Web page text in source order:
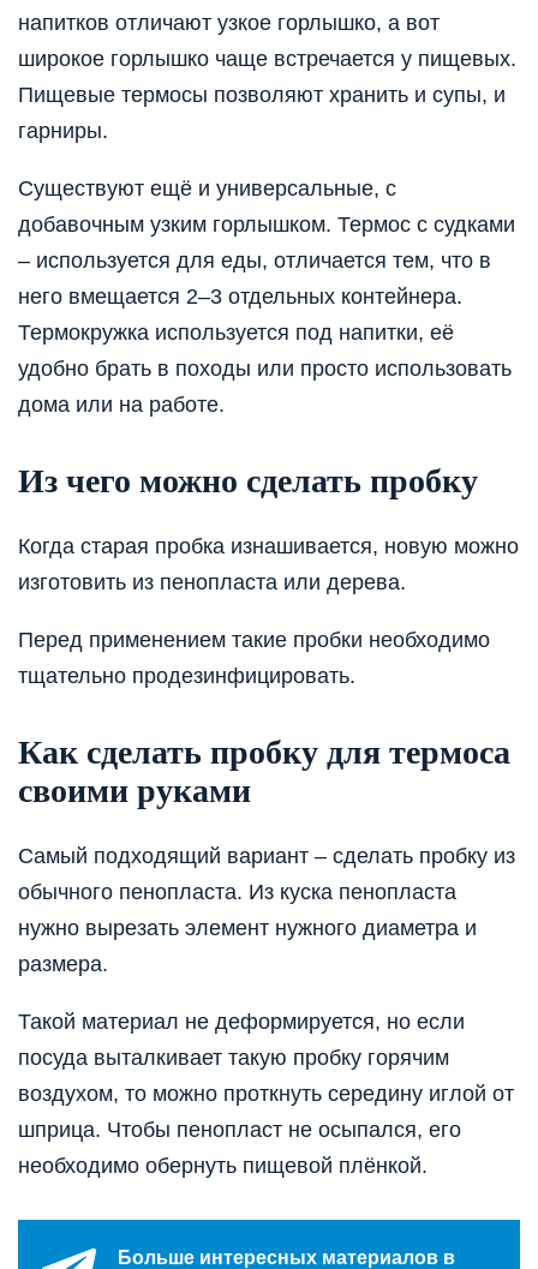
напитков отличают узкое горлышко, а вот
широкое горлышко чаще встречается у пищевых.
Пищевые термосы позволяют хранить и супы, и
гарниры.
Существуют ещё и универсальные, с
добавочным узким горлышком. Термос с судками
– используется для еды, отличается тем, что в
него вмещается 2–3 отдельных контейнера.
Термокружка используется под напитки, её
удобно брать в походы или просто использовать
дома или на работе.
Из чего можно сделать пробку
Когда старая пробка изнашивается, новую можно
изготовить из пенопласта или дерева.
Перед применением такие пробки необходимо
тщательно продезинфицировать.
Как сделать пробку для термоса
своими руками
Самый подходящий вариант – сделать пробку из
обычного пенопласта. Из куска пенопласта
нужно вырезать элемент нужного диаметра и
размера.
Такой материал не деформируется, но если
посуда выталкивает такую пробку горячим
воздухом, то можно проткнуть середину иглой от
шприца. Чтобы пенопласт не осыпался, его
необходимо обернуть пищевой плёнкой.
Больше интересных материалов в